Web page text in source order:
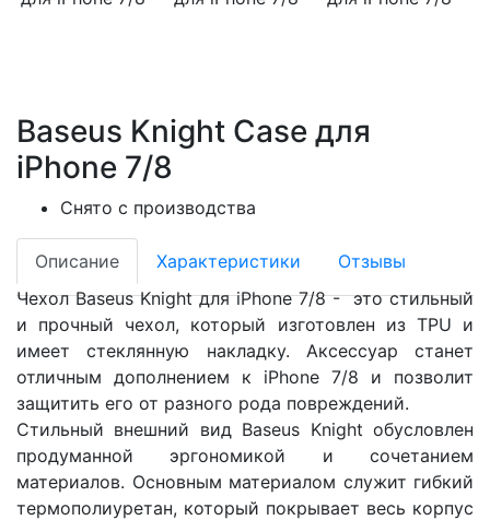
Baseus Knight Case для
iPhone 7/8
Снято с производства
Описание Характеристики
Отзывы
Чехол Baseus Knight для iPhone 7/8 - это стильный
и прочный чехол, который изготовлен из TPU и
имеет стеклянную накладку. Аксессуар станет
отличным дополнением к iPhone 7/8 и позволит
защитить его от разного рода повреждений.
Стильный внешний вид Baseus Knight обусловлен
продуманной эргономикой и сочетанием
материалов. Основным материалом служит гибкий
термополиуретан, который покрывает весь корпус